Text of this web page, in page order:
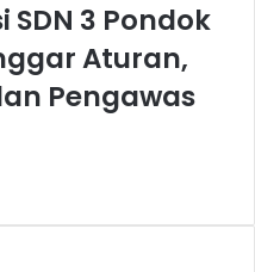
3 Pondok
Aturan,
Pengawas